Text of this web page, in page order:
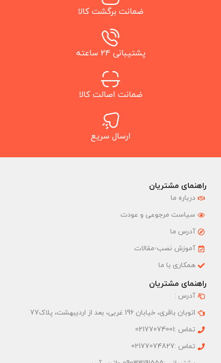
ضمانت برگشت کالا
پشتیبانی 24 ساعته
ضمانت اصالت کالا
ارسال سریع
راهنمای مشتریان
درباره ما
سیاست مرجوعی و عودت
آدرس ما
آموزش نصب-مقالات
همکاری با ما
راهنمای مشتریان
آدرس :
اتوبان باقری، خیابان 196 غربی، بعد از اردیبهشت، پلاک77
تماس :02177074001
تماس :02177074827